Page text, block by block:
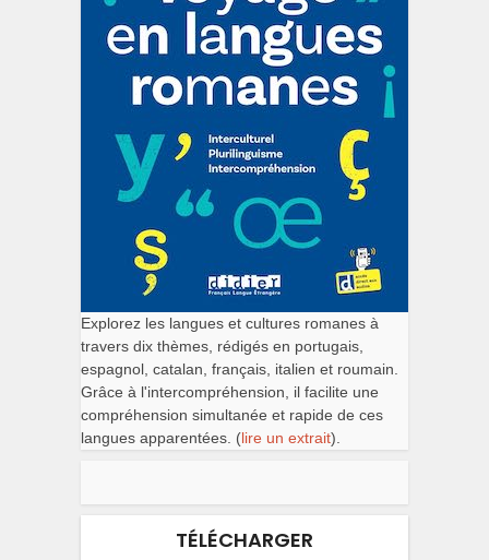
Explorez les langues et cultures romanes à
travers dix thèmes, rédigés en portugais,
espagnol, catalan, français, italien et roumain.
Grâce à l'intercompréhension, il facilite une
compréhension simultanée et rapide de ces
langues apparentées. (lire un extrait).
TÉLÉCHARGER